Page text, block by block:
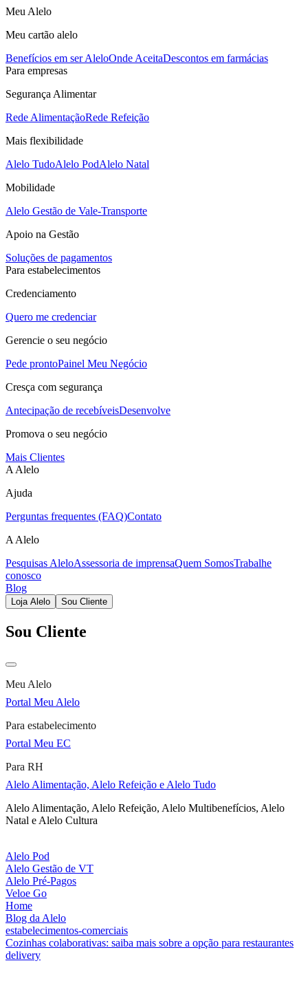
Meu Alelo
Meu cartão alelo
Benefícios em ser AleloOnde AceitaDescontos em farmácias
Para empresas
Segurança Alimentar
Rede AlimentaçãoRede Refeição
Mais flexibilidade
Alelo TudoAlelo PodAlelo Natal
Mobilidade
Alelo Gestão de Vale-Transporte
Apoio na Gestão
Soluções de pagamentos
Para estabelecimentos
Credenciamento
Quero me credenciar
Gerencie o seu negócio
Pede prontoPainel Meu Negócio
Cresça com segurança
Antecipação de recebíveisDesenvolve
Promova o seu negócio
Mais Clientes
A Alelo
Ajuda
Perguntas frequentes (FAQ)Contato
A Alelo
Pesquisas AleloAssessoria de imprensaQuem SomosTrabalhe
conosco
Blog
Loja Alelo Sou Cliente
Sou Cliente
Meu Alelo
Portal Meu Alelo
Para estabelecimento
Portal Meu EC
Para RH
Alelo Alimentação, Alelo Refeição e Alelo Tudo
Alelo Alimentação, Alelo Refeição, Alelo Multibenefícios, Alelo
Natal e Alelo Cultura
Alelo Pod
Alelo Gestão de VT
Alelo Pré-Pagos
Veloe Go
Home
Blog da Alelo
estabelecimentos-comerciais
Cozinhas colaborativas: saiba mais sobre a opção para restaurantes
delivery